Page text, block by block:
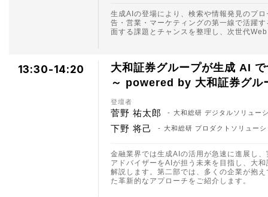
生成AIの登場により、検索や情報発見のプ
告・営業・マーケティングの第一線で活躍
面する課題とチャンスを整理し、次世代
13:30-14:20
大和証券グループが生成 AI
～ powered by 大和証券グル
登壇者
菅野 祐太郎 大和総研 デジタルソリュー
下野 将己 大和総研 プロダクトソリュー
金融業界では生成AIの活用が急速に進展し
アドバイザーをAIが担う未来を目指し、大
解説します。第二部では、多くの企業が抱
た革新的なアプローチをご紹介します。